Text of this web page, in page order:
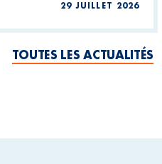
29 JUILLET 2026
TOUTES LES ACTUALITÉS